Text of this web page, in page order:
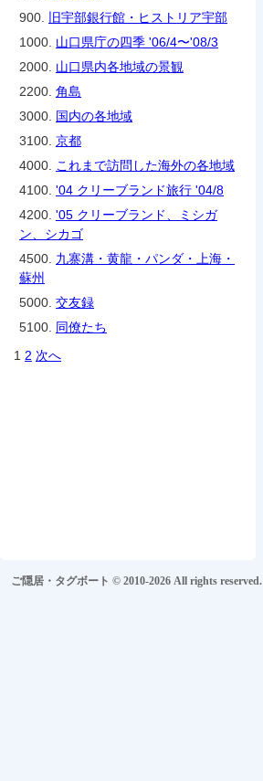
900.
旧宇部銀行館・ヒストリア宇部
1000. 山口県庁の四季 '06/4〜'08/3
2000. 山口県内各地域の景観
2200. 角島
3000. 国内の各地域
3100. 京都
4000.
これまで訪問した海外の各地域
4100. '04 クリーブランド旅行 '04/8
4200. '05 クリーブランド、ミシガ
ン、シカゴ
4500. 九寨溝・黄龍・パンダ・上海・
蘇州
5000. 交友録
5100. 同僚たち
1 2 次へ
ご隠居・タグボート © 2010-2026 All rights reserved.